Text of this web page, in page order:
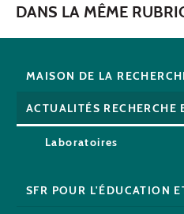
DANS LA MÊME
MAISON DE LA
ACTUALITÉS RECHERCHE
Laboratoires
SFR POUR L'ÉDUCATION